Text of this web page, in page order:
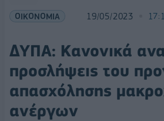
ΟΙΚΟΝΟΜΙΑ 19/05/2023
ΔΥΠΑ: Κανονικά
προσλήψεις του
απασχόλησης
ανέργων